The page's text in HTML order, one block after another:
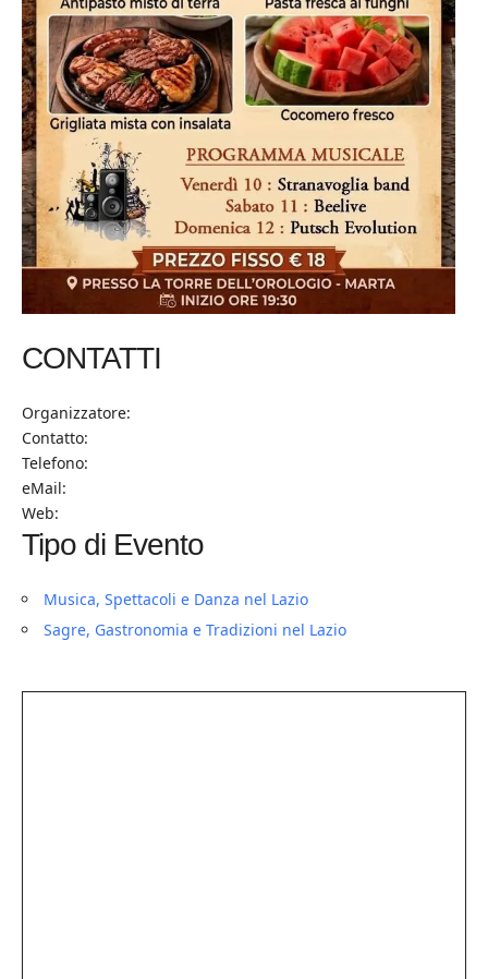
CONTATTI
Organizzatore:
Contatto:
Telefono:
eMail:
Web:
Tipo di Evento
Musica, Spettacoli e Danza nel Lazio
Sagre, Gastronomia e Tradizioni nel Lazio